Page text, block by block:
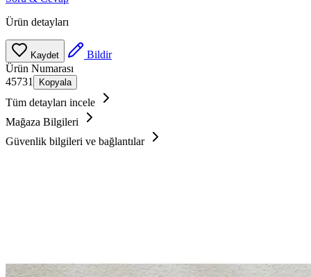
Ürün detayları
Kaydet
Bildir
Ürün Numarası
45731
Kopyala
Tüm detayları incele
Mağaza Bilgileri
Güvenlik bilgileri ve bağlantılar